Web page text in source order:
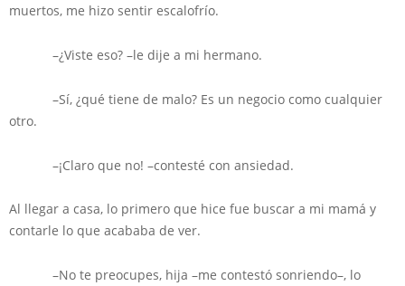
muertos, me hizo sentir escalofrío.
–¿Viste eso? –le dije a mi hermano.
–Sí, ¿qué tiene de malo? Es un negocio como cualquier
otro.
–¡Claro que no! –contesté con ansiedad.
Al llegar a casa, lo primero que hice fue buscar a mi mamá y
contarle lo que acababa de ver.
–No te preocupes, hija –me contestó sonriendo–, lo